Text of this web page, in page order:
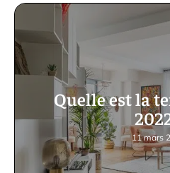
Quelle est la
11 mars